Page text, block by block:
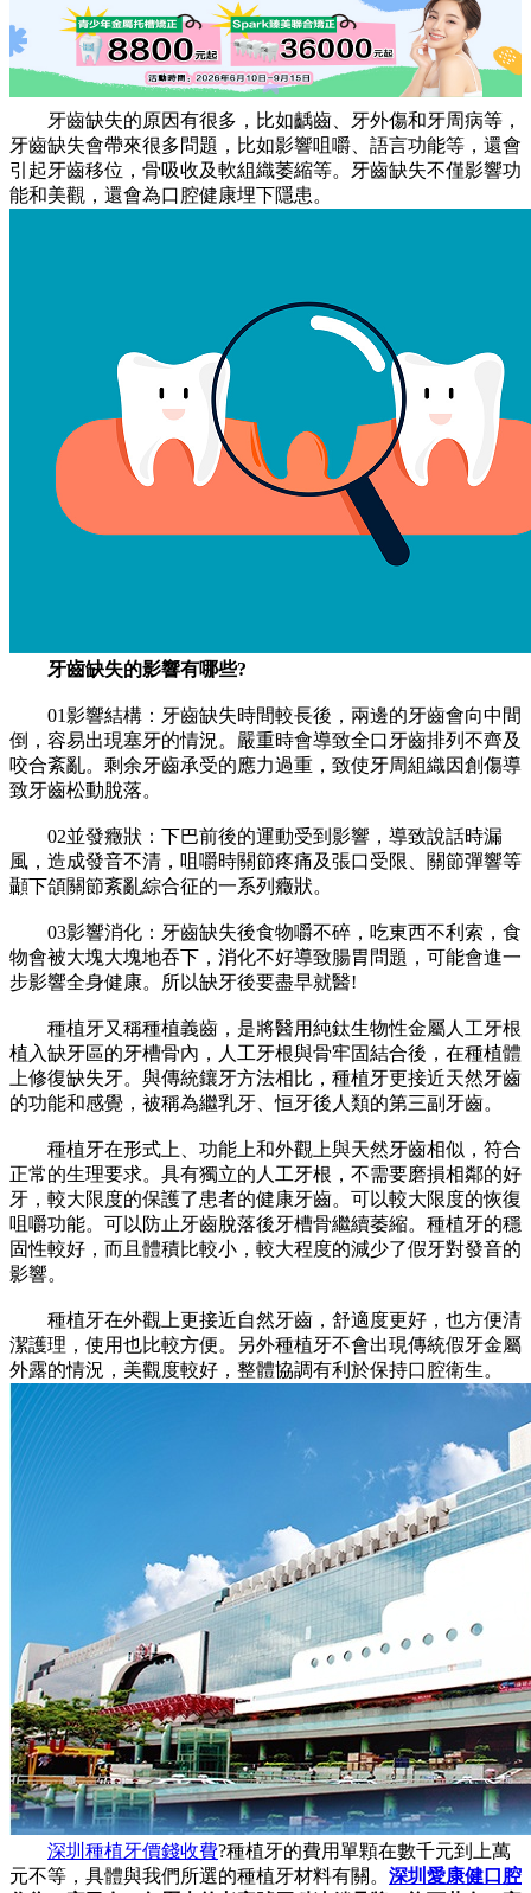
牙齒缺失的原因有很多，比如齲齒、牙外傷和牙周病等，
牙齒缺失會帶來很多問題，比如影響咀嚼、語言功能等，還會
引起牙齒移位，骨吸收及軟組織萎縮等。牙齒缺失不僅影響功
能和美觀，還會為口腔健康埋下隱患。
牙齒缺失的影響有哪些?
01影響結構：牙齒缺失時間較長後，兩邊的牙齒會向中間
倒，容易出現塞牙的情況。嚴重時會導致全口牙齒排列不齊及
咬合紊亂。剩余牙齒承受的應力過重，致使牙周組織因創傷導
致牙齒松動脫落。
02並發癥狀：下巴前後的運動受到影響，導致說話時漏
風，造成發音不清，咀嚼時關節疼痛及張口受限、關節彈響等
顳下頜關節紊亂綜合征的一系列癥狀。
03影響消化：牙齒缺失後食物嚼不碎，吃東西不利索，食
物會被大塊大塊地吞下，消化不好導致腸胃問題，可能會進一
步影響全身健康。所以缺牙後要盡早就醫!
種植牙又稱種植義齒，是將醫用純鈦生物性金屬人工牙根
植入缺牙區的牙槽骨內，人工牙根與骨牢固結合後，在種植體
上修復缺失牙。與傳統鑲牙方法相比，種植牙更接近天然牙齒
的功能和感覺，被稱為繼乳牙、恒牙後人類的第三副牙齒。
種植牙在形式上、功能上和外觀上與天然牙齒相似，符合
正常的生理要求。具有獨立的人工牙根，不需要磨損相鄰的好
牙，較大限度的保護了患者的健康牙齒。可以較大限度的恢復
咀嚼功能。可以防止牙齒脫落後牙槽骨繼續萎縮。種植牙的穩
固性較好，而且體積比較小，較大程度的減少了假牙對發音的
影響。
種植牙在外觀上更接近自然牙齒，舒適度更好，也方便清
潔護理，使用也比較方便。另外種植牙不會出現傳統假牙金屬
外露的情況，美觀度較好，整體協調有利於保持口腔衛生。
深圳種植牙價錢收費?種植牙的費用單顆在數千元到上萬
元不等，具體與我們所選的種植牙材料有關。 深圳愛康健口腔